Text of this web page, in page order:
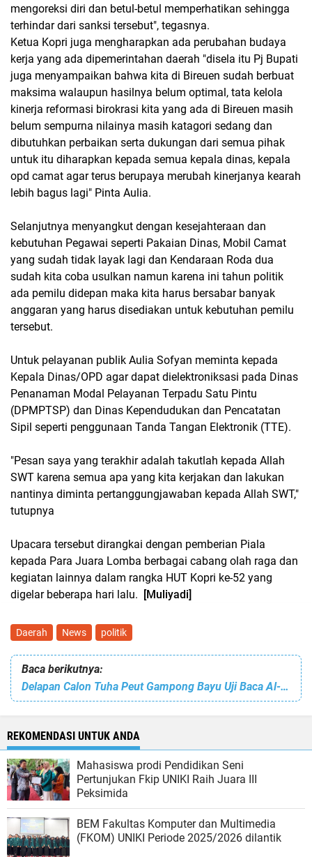
mengoreksi diri dan betul-betul memperhatikan sehingga
terhindar dari sanksi tersebut", tegasnya.
Ketua Kopri juga mengharapkan ada perubahan budaya
kerja yang ada dipemerintahan daerah "disela itu Pj Bupati
juga menyampaikan bahwa kita di Bireuen sudah berbuat
maksima walaupun hasilnya belum optimal, tata kelola
kinerja reformasi birokrasi kita yang ada di Bireuen masih
belum sempurna nilainya masih katagori sedang dan
dibutuhkan perbaikan serta dukungan dari semua pihak
untuk itu diharapkan kepada semua kepala dinas, kepala
opd camat agar terus berupaya merubah kinerjanya kearah
lebih bagus lagi" Pinta Aulia.
Selanjutnya menyangkut dengan kesejahteraan dan
kebutuhan Pegawai seperti Pakaian Dinas, Mobil Camat
yang sudah tidak layak lagi dan Kendaraan Roda dua
sudah kita coba usulkan namun karena ini tahun politik
ada pemilu didepan maka kita harus bersabar banyak
anggaran yang harus disediakan untuk kebutuhan pemilu
tersebut.
Untuk pelayanan publik Aulia Sofyan meminta kepada
Kepala Dinas/OPD agar dapat dielektroniksasi pada Dinas
Penanaman Modal Pelayanan Terpadu Satu Pintu
(DPMPTSP) dan Dinas Kependudukan dan Pencatatan
Sipil seperti penggunaan Tanda Tangan Elektronik (TTE).
"Pesan saya yang terakhir adalah takutlah kepada Allah
SWT karena semua apa yang kita kerjakan dan lakukan
nantinya diminta pertanggungjawaban kepada Allah SWT,"
tutupnya
Upacara tersebut dirangkai dengan pemberian Piala
kepada Para Juara Lomba berbagai cabang olah raga dan
kegiatan lainnya dalam rangka HUT Kopri ke-52 yang
digelar beberapa hari lalu.
[Muliyadi]
Daerah News politik
Baca berikutnya:
Delapan Calon Tuha Peut Gampong Bayu Uji Baca Al-Quran
REKOMENDASI UNTUK ANDA
Mahasiswa prodi Pendidikan Seni
Pertunjukan Fkip UNIKI Raih Juara III
Peksimida
BEM Fakultas Komputer dan Multimedia
(FKOM) UNIKI Periode 2025/2026 dilantik